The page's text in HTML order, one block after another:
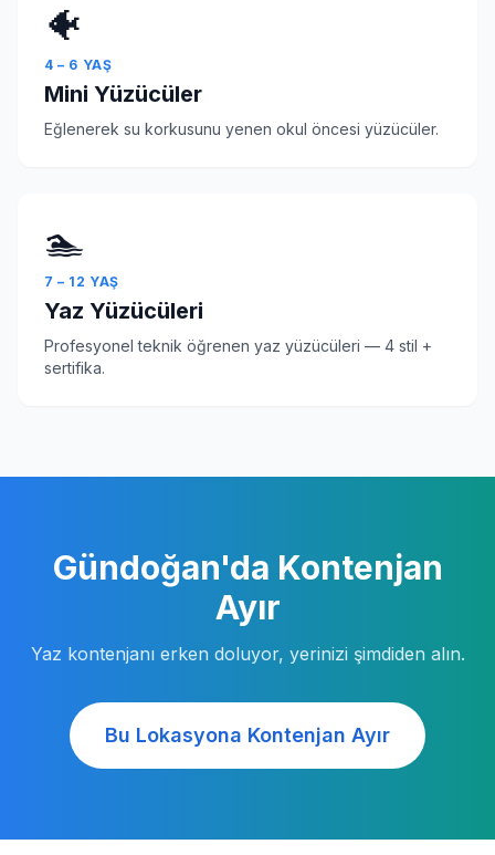
🐠
4 – 6 YAŞ
Mini Yüzücüler
Eğlenerek su korkusunu yenen okul öncesi yüzücüler.
🏊
7 – 12 YAŞ
Yaz Yüzücüleri
Profesyonel teknik öğrenen yaz yüzücüleri — 4 stil +
sertifika.
Gündoğan'da Kontenjan
Ayır
Yaz kontenjanı erken doluyor, yerinizi şimdiden alın.
Bu Lokasyona Kontenjan Ayır